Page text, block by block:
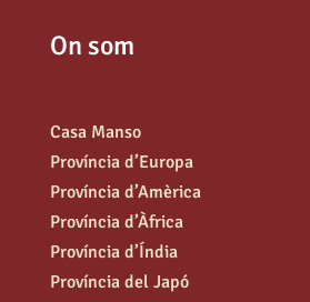
On som
Casa Manso
Província d’Europa
Província d’Amèrica
Província d’Àfrica
Província d’Índia
Província del Japó